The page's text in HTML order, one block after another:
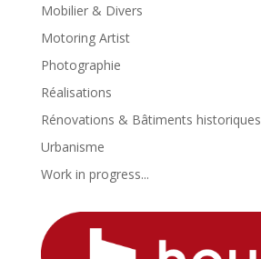
Mobilier & Divers
Motoring Artist
Photographie
Réalisations
Rénovations & Bâtiments historiques
Urbanisme
Work in progress...